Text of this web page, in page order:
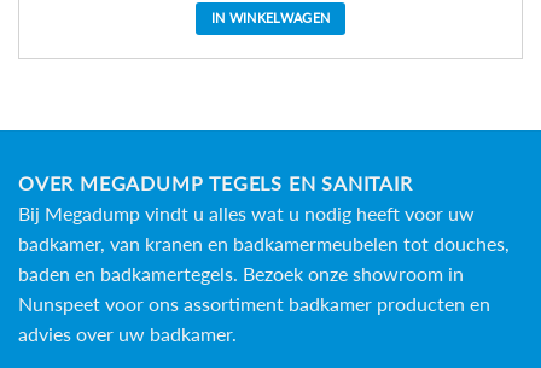
IN WINKELWAGEN
OVER MEGADUMP TEGELS EN SANITAIR
Bij Megadump vindt u alles wat u nodig heeft voor uw
badkamer, van kranen en badkamermeubelen tot douches,
baden en badkamertegels. Bezoek onze showroom in
Nunspeet voor ons assortiment badkamer producten en
advies over uw badkamer.